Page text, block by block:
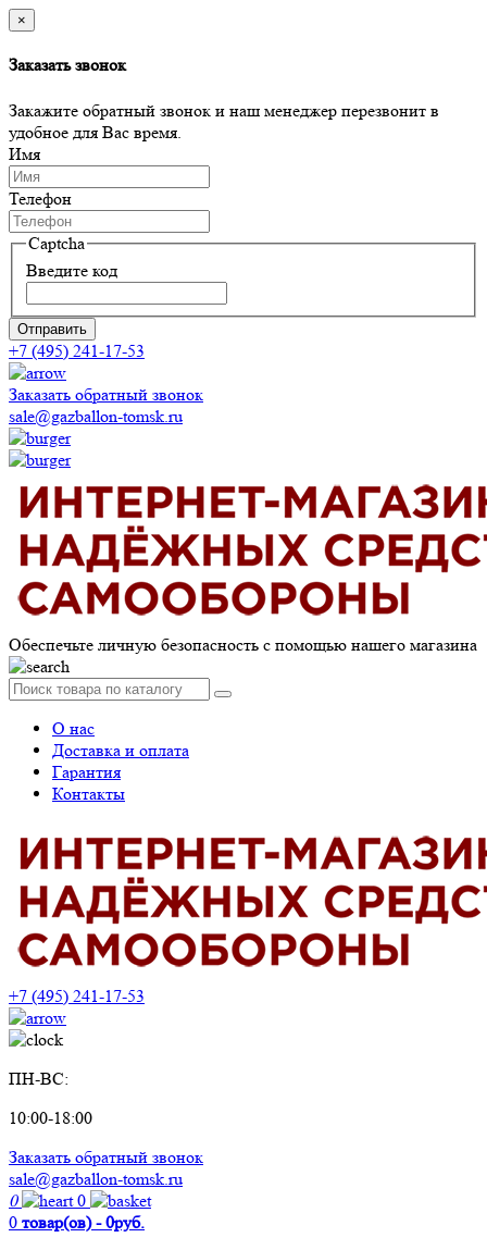
×
Заказать звонок
Закажите обратный звонок и наш менеджер перезвонит в
удобное для Вас время.
Имя
Телефон
Captcha
Введите код
Отправить
+7 (495) 241-17-53
Заказать обратный звонок
sale@gazballon-tomsk.ru
Обеспечьте личную безопасность с помощью нашего магазина
О нас
Доставка и оплата
Гарантия
Контакты
+7 (495) 241-17-53
ПН-ВС:
10:00-18:00
Заказать обратный звонок
sale@gazballon-tomsk.ru
0
0
0 товар(ов) - 0руб.